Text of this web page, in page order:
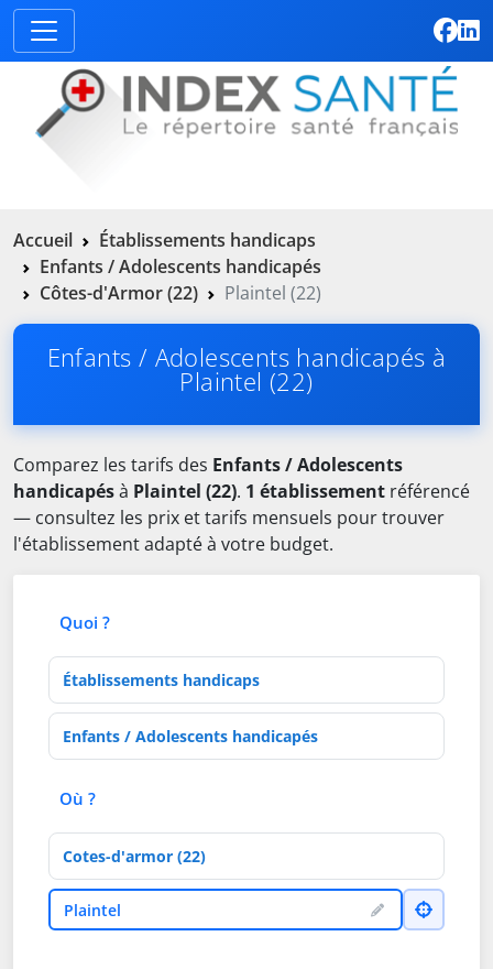
Accueil
Établissements handicaps
Enfants / Adolescents handicapés
Côtes-d'Armor (22)
Plaintel (22)
Enfants / Adolescents handicapés à
Plaintel (22)
Comparez les tarifs des Enfants / Adolescents
handicapésà Plaintel (22). 1 établissement référencé
— consultez les prix et tarifs mensuels pour trouver
l'établissement adapté à votre budget.
Quoi ?
Type d'établissement
Activités de soins
Où ?
Département
VillePlaintel